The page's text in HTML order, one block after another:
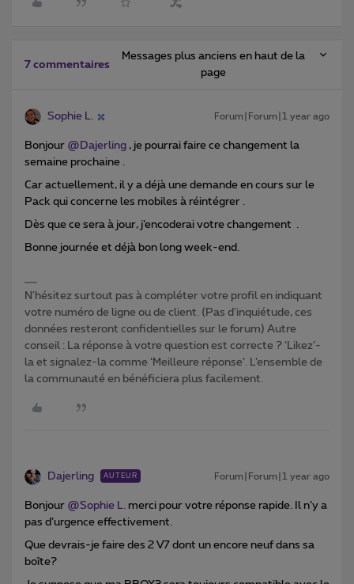
7 commentaires
Messages plus anciens en haut de la
page
Sophie L. Forum|Forum|1 year ago
Bonjour ​ @Dajerling , je pourrai faire ce changement la
semaine prochaine .
Car actuellement, il y a déjà une demande en cours sur le
Pack qui concerne les mobiles à réintégrer .
Dès que ce sera à jour, j’encoderai votre changement .
Bonne journée et déjà bon long week-end.
N'hésitez surtout pas à compléter votre profil en indiquant
votre numéro de ligne ou de client. (Pas d'inquiétude, ces
données resteront confidentielles sur le forum) Autre
conseil : La réponse à votre question est correcte ? ‘Likez’-
la et signalez-la comme ‘Meilleure réponse’. L’ensemble de
la communauté en bénéficiera plus facilement.
Dajerling AUTEUR Forum|Forum|1 year ago
Bonjour ​ @Sophie L. merci pour votre réponse rapide. Il n’y a
pas d’urgence effectivement.
Que devrais-je faire des 2 V7 dont un encore neuf dans sa
boîte?